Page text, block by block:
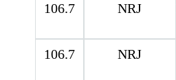
106.7
NRJ
106.7
NRJ